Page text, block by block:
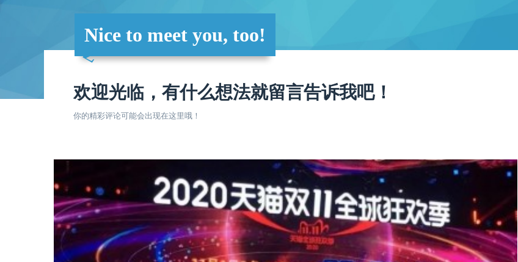
Nice to meet you, too!
欢迎光临，有什么想法就留言告诉我吧！
你的精彩评论可能会出现在这里哦！